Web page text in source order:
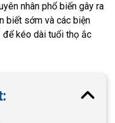
nhân phổ biến gây ra
biết sớm và các biện
để kéo dài tuổi thọ ắc